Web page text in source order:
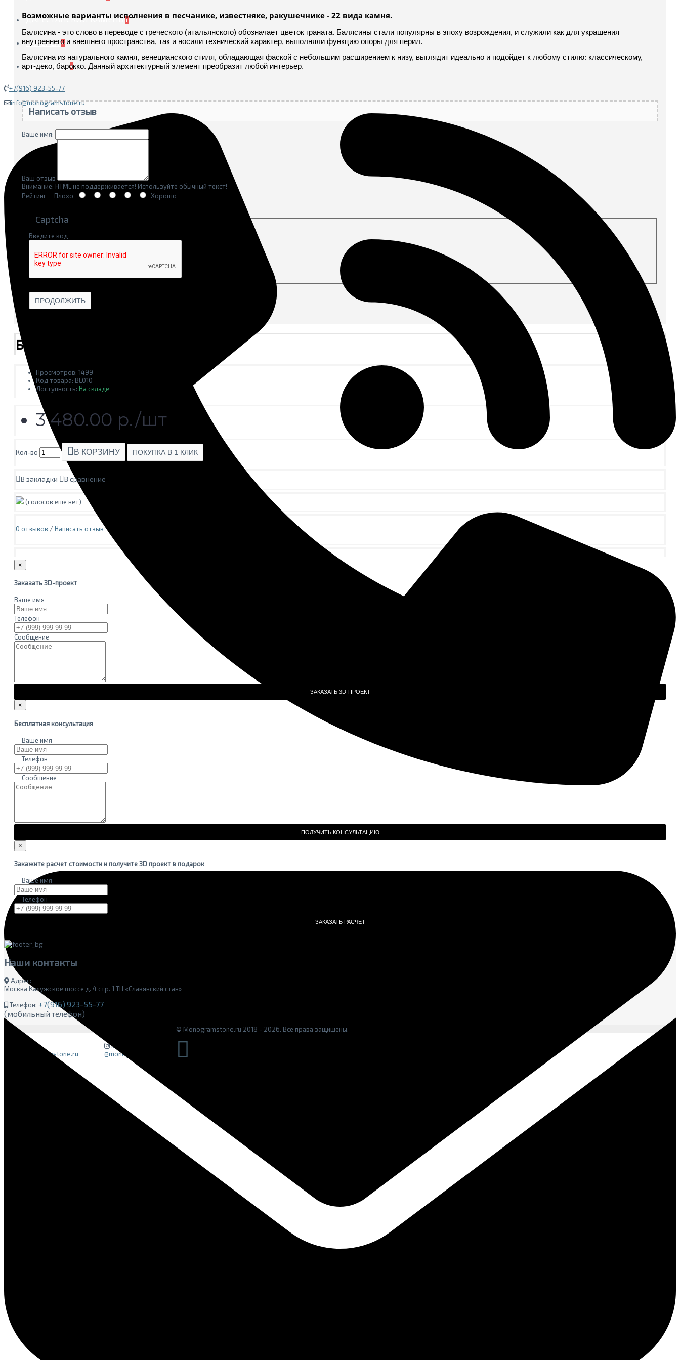
ДАГЕСТАНСКИЙ КАМЕНЬ +
ГАЛЕРЕЯ+
КОНТАКТЫ+
+7(916) 923-55-77
info@monogramstone.ru
Возможные варианты исполнения в песчанике, известняке, ракушечнике - 22 вида камня.
Балясина - это слово в переводе с греческого (итальянского) обозначает цветок граната. Балясины стали популярны в эпоху возрождения, и служили как для украшения
внутреннего и внешнего пространства, так и носили технический характер, выполняли функцию опоры для перил.
Балясина из натурального камня, венецианского стиля, обладающая фаской с небольшим расширением к низу, выглядит идеально и подойдет к любому стилю: классическому,
арт-деко, барокко. Данный архитектурный элемент преобразит любой интерьер.
Написать отзыв
Ваше имя:
Ваш отзыв
Внимание: HTML не поддерживается! Используйте обычный текст!
Рейтинг Плохо Хорошо
Captcha
Введите код
ПРОДОЛЖИТЬ
Балясина 3D BL010
Просмотров: 1499
Код товара: BL010
Доступность: На складе
3 480.00 р./шт
Кол-во В КОРЗИНУ ПОКУПКА В 1 КЛИК
В закладки В сравнение
(голосов еще нет)
0 отзывов /Написать отзыв
×
Заказать 3D-проект
Ваше имя
Телефон
Сообщение
ЗАКАЗАТЬ 3D-ПРОЕКТ
×
Бесплатная консультация
Ваше имя
Телефон
Сообщение
ПОЛУЧИТЬ КОНСУЛЬТАЦИЮ
×
Закажите расчет стоимости и получите 3D проект в подарок
Ваше имя
Телефон
ЗАКАЗАТЬ РАСЧЁТ
Наши контакты
Адрес:
Москва Калужское шоссе д. 4 стр. 1 ТЦ «Славянский стан»
Телефон: +7(916) 923-55-77
(мобильный телефон)
info@monogramstone.ru
Instagram
@monogramstone
© Monogramstone.ru 2018 - 2026. Все права защищены.